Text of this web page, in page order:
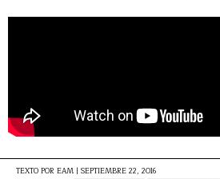
TEXTO POR EAM | SEPTIEMBRE 22, 2016